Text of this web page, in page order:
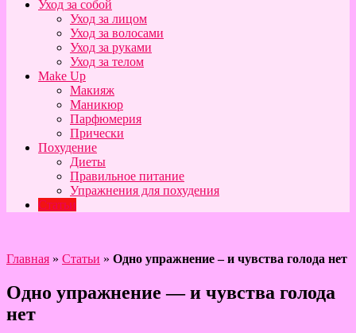
Уход за собой
Уход за лицом
Уход за волосами
Уход за руками
Уход за телом
Make Up
Макияж
Маникюр
Парфюмерия
Прически
Похудение
Диеты
Правильное питание
Упражнения для похудения
Статьи
Главная » Статьи » Одно упражнение – и чувства голода нет
Одно упражнение — и чувства голода
нет